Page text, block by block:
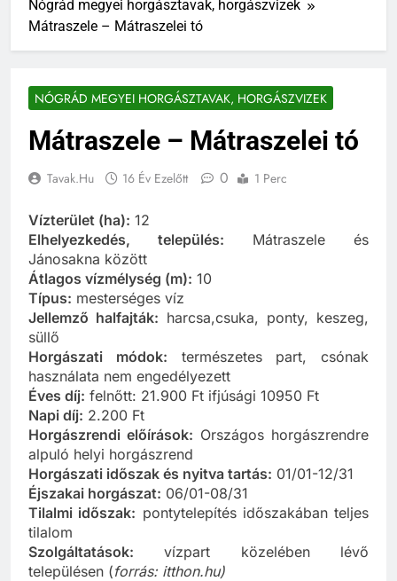
Nógrád megyei horgásztavak, horgászvizek
Mátraszele – Mátraszelei tó
NÓGRÁD MEGYEI HORGÁSZTAVAK, HORGÁSZVIZEK
Mátraszele – Mátraszelei tó
Tavak.hu 16 Év Ezelőtt 0 1 Perc
Vízterület (ha): 12
Elhelyezkedés, település: Mátraszele és
Jánosakna között
Átlagos vízmélység (m): 10
Típus: mesterséges víz
Jellemző halfajták: harcsa,csuka, ponty, keszeg,
süllő
Horgászati módok: természetes part, csónak
használata nem engedélyezett
Éves díj: felnőtt: 21.900 Ft ifjúsági 10950 Ft
Napi díj: 2.200 Ft
Horgászrendi előírások: Országos horgászrendre
alpuló helyi horgászrend
Horgászati időszak és nyitva tartás: 01/01-12/31
Éjszakai horgászat: 06/01-08/31
Tilalmi időszak: pontytelepítés időszakában teljes
tilalom
Szolgáltatások: vízpart közelében lévő
településen (forrás: itthon.hu)